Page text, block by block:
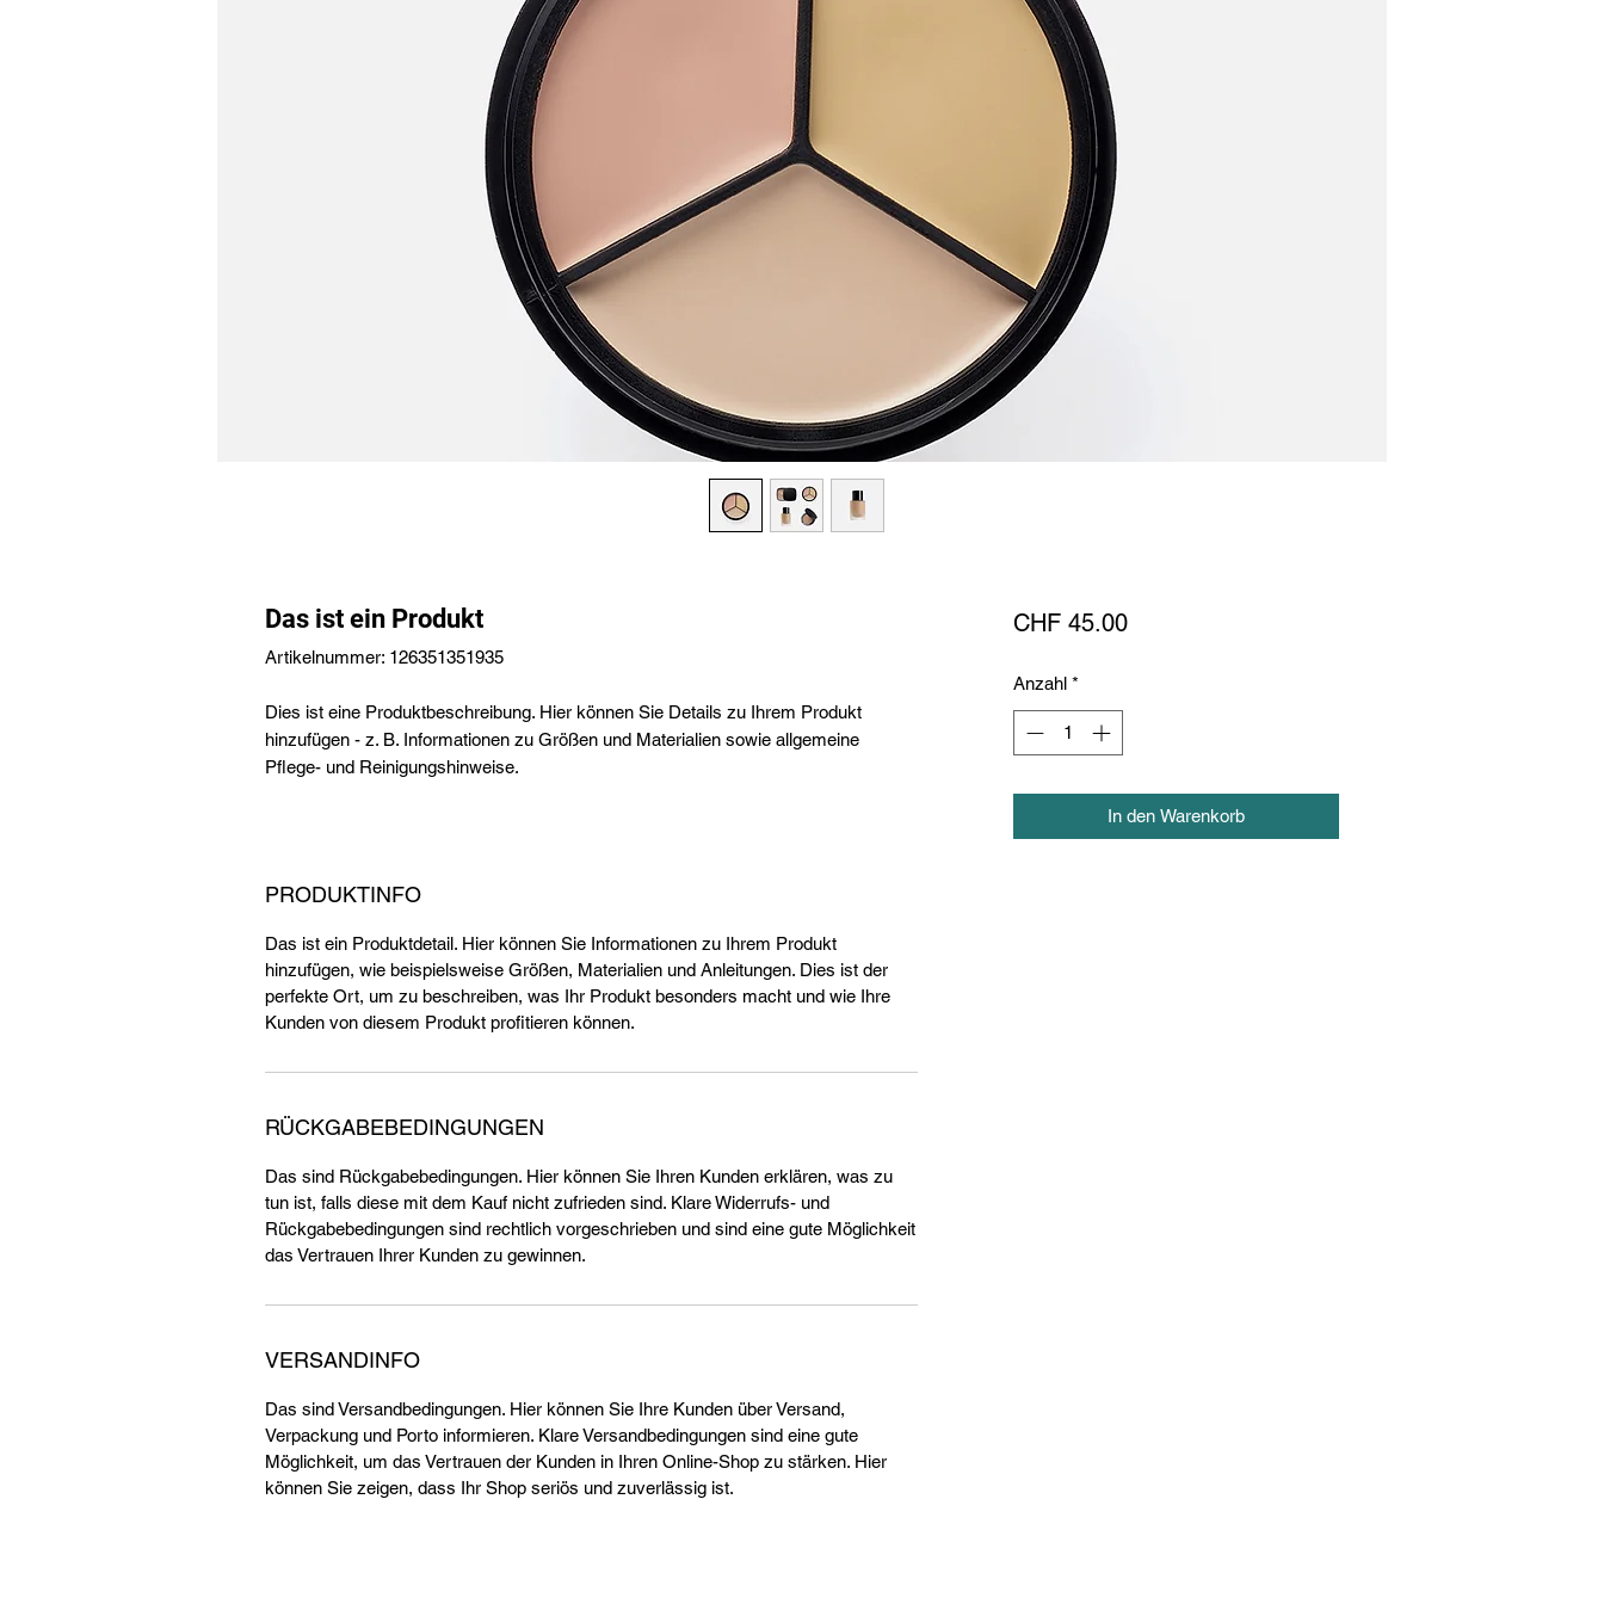
Das ist ein Produkt
Artikelnummer: 126351351935
Dies ist eine Produktbeschreibung. Hier können Sie Details zu Ihrem Produkt
hinzufügen - z. B. Informationen zu Größen und Materialien sowie allgemeine
Pflege- und Reinigungshinweise.
PRODUKTINFO
Das ist ein Produktdetail. Hier können Sie Informationen zu Ihrem Produkt
hinzufügen, wie beispielsweise Größen, Materialien und Anleitungen. Dies ist der
perfekte Ort, um zu beschreiben, was Ihr Produkt besonders macht und wie Ihre
Kunden von diesem Produkt profitieren können.
RÜCKGABEBEDINGUNGEN
Das sind Rückgabebedingungen. Hier können Sie Ihren Kunden erklären, was zu
tun ist, falls diese mit dem Kauf nicht zufrieden sind. Klare Widerrufs- und
Rückgabebedingungen sind rechtlich vorgeschrieben und sind eine gute Möglichkeit
das Vertrauen Ihrer Kunden zu gewinnen.
VERSANDINFO
Das sind Versandbedingungen. Hier können Sie Ihre Kunden über Versand,
Verpackung und Porto informieren. Klare Versandbedingungen sind eine gute
Möglichkeit, um das Vertrauen der Kunden in Ihren Online-Shop zu stärken. Hier
können Sie zeigen, dass Ihr Shop seriös und zuverlässig ist.
CHF 45.00Preis
Anzahl *
In den Warenkorb